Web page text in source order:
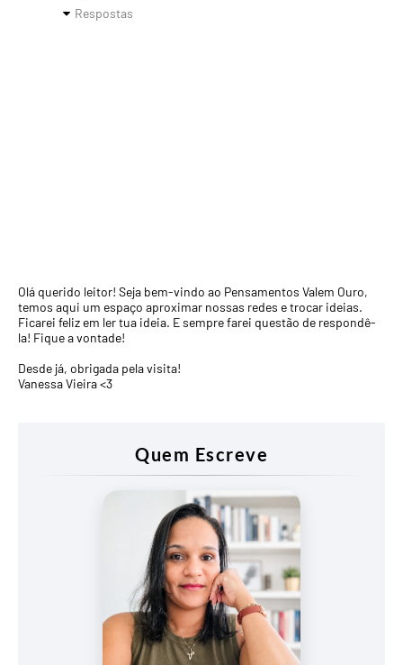
Respostas
Olá querido leitor! Seja bem-vindo ao Pensamentos Valem Ouro,
temos aqui um espaço aproximar nossas redes e trocar ideias.
Ficarei feliz em ler tua ideia. E sempre farei questão de respondê-
la! Fique a vontade!
Desde já, obrigada pela visita!
Vanessa Vieira <3
Quem Escreve